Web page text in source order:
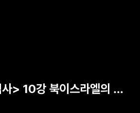
> 10강 북이스라엘의 멸